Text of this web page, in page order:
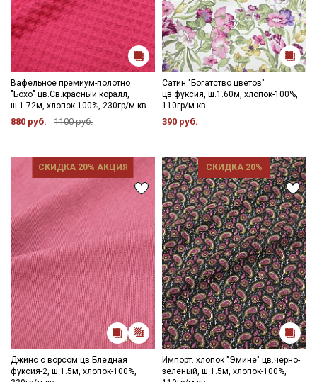
Вафельное премиум-полотно
"Бохо" цв.Св.красный коралл,
ш.1.72м, хлопок-100%, 230гр/м.кв
880 руб. 1100 руб.
Сатин "Богатство цветов"
цв.фуксия, ш.1.60м, хлопок-100%,
110гр/м.кв
390 руб.
СКИДКА 20% АКЦИЯ
Джинс с ворсом цв.Бледная
фуксия-2, ш.1.5м, хлопок-100%,
СКИДКА 20%
Импорт. хлопок "Эмине" цв.черно-
зеленый, ш.1.5м, хлопок-100%,